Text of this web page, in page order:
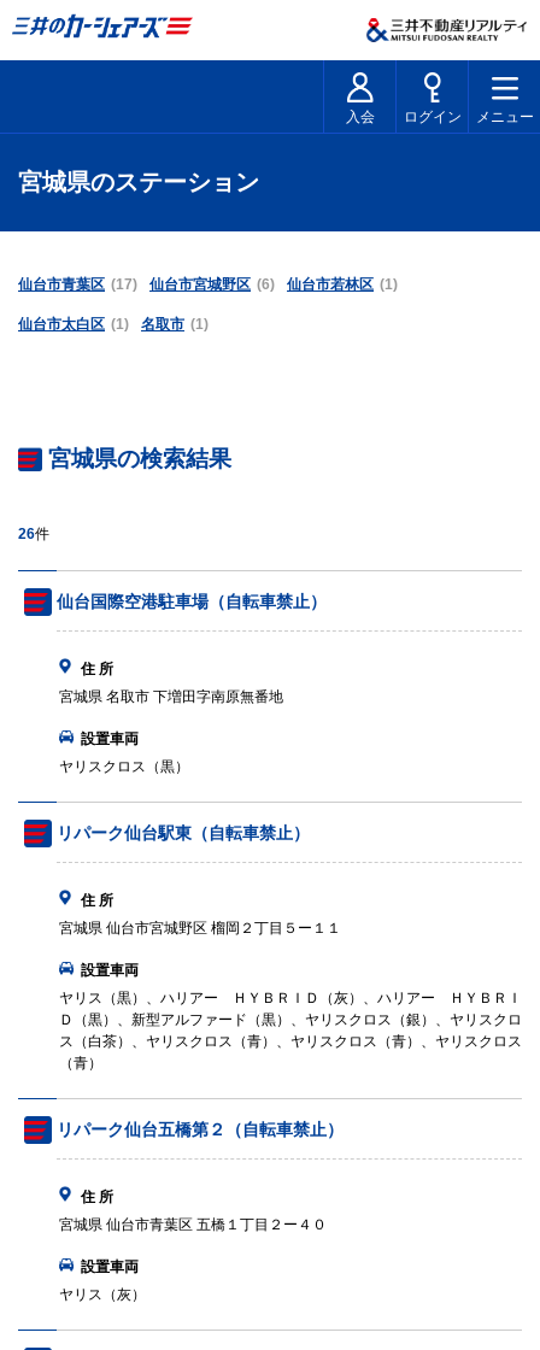
入会 ログイン メニュー
宮城県のステーション
仙台市青葉区 (17) 仙台市宮城野区 (6) 仙台市若林区 (1)
仙台市太白区 (1) 名取市 (1)
宮城県の検索結果
26件
仙台国際空港駐車場（自転車禁止）
住 所
宮城県 名取市 下増田字南原無番地
設置車両
ヤリスクロス（黒）
リパーク仙台駅東（自転車禁止）
住 所
宮城県 仙台市宮城野区 榴岡２丁目５ー１１
設置車両
ヤリス（黒）、ハリアー ＨＹＢＲＩＤ（灰）、ハリアー ＨＹＢＲＩ
Ｄ（黒）、新型アルファード（黒）、ヤリスクロス（銀）、ヤリスクロ
ス（白茶）、ヤリスクロス（青）、ヤリスクロス（青）、ヤリスクロス
（青）
リパーク仙台五橋第２（自転車禁止）
住 所
宮城県 仙台市青葉区 五橋１丁目２ー４０
設置車両
ヤリス（灰）